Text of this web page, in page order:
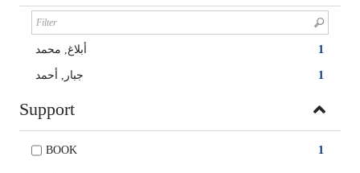
1 أبلاغ‏, ‏محمد‏
1 جبار‏, ‏أحمد‏
Support
1
BOOK